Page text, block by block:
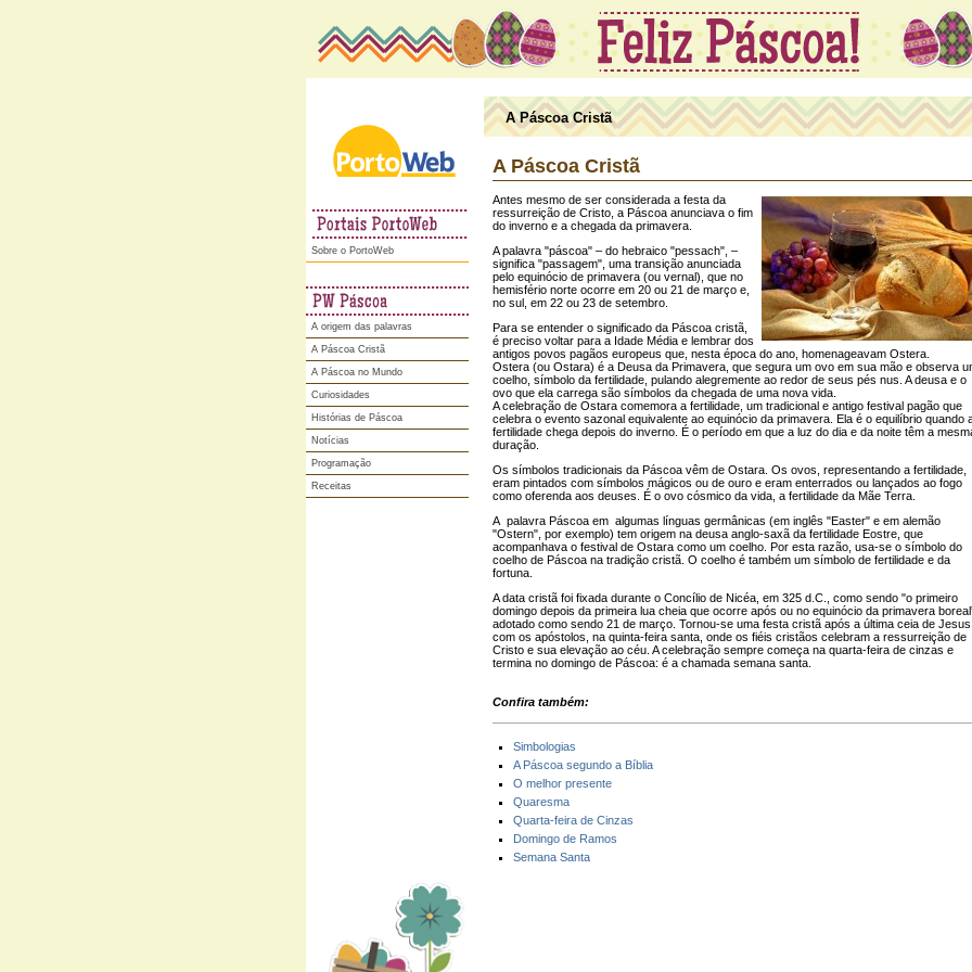
Portoweb
Sobre o PortoWeb
A origem das palavras
A Páscoa Cristã
A Páscoa no Mundo
Curiosidades
Histórias de Páscoa
Notícias
Programação
Receitas
A Páscoa Cristã
A Páscoa Cristã
Antes mesmo de ser considerada a festa da
ressurreição de Cristo, a Páscoa anunciava o fim
do inverno e a chegada da primavera.
A palavra "páscoa" – do hebraico "pessach", –
significa "passagem", uma transição anunciada
pelo equinócio de primavera (ou vernal), que no
hemisfério norte ocorre em 20 ou 21 de março e,
no sul, em 22 ou 23 de setembro.
Para se entender o significado da Páscoa cristã,
é preciso voltar para a Idade Média e lembrar dos
antigos povos pagãos europeus que, nesta época do ano, homenageavam Ostera.
Ostera (ou Ostara) é a Deusa da Primavera, que segura um ovo em sua mão e observa
coelho, símbolo da fertilidade, pulando alegremente ao redor de seus pés nus. A deusa e o
ovo que ela carrega são símbolos da chegada de uma nova vida.
A celebração de Ostara comemora a fertilidade, um tradicional e antigo festival pagão que
celebra o evento sazonal equivalente ao equinócio da primavera. Ela é o equilíbrio quando
fertilidade chega depois do inverno. É o período em que a luz do dia e da noite têm a
duração.
Os símbolos tradicionais da Páscoa vêm de Ostara. Os ovos, representando a fertilidade,
eram pintados com símbolos mágicos ou de ouro e eram enterrados ou lançados ao fogo
como oferenda aos deuses. É o ovo cósmico da vida, a fertilidade da Mãe Terra.
A palavra Páscoa em algumas línguas germânicas (em inglês "Easter" e em alemão
"Ostern", por exemplo) tem origem na deusa anglo-saxã da fertilidade Eostre, que
acompanhava o festival de Ostara como um coelho. Por esta razão, usa-se o símbolo do
coelho de Páscoa na tradição cristã. O coelho é também um símbolo de fertilidade e da
fortuna.
A data cristã foi fixada durante o Concílio de Nicéa, em 325 d.C., como sendo "o primeiro
domingo depois da primeira lua cheia que ocorre após ou no equinócio da primavera
adotado como sendo 21 de março. Tornou-se uma festa cristã após a última ceia de Jesus
com os apóstolos, na quinta-feira santa, onde os fiéis cristãos celebram a ressurreição de
Cristo e sua elevação ao céu. A celebração sempre começa na quarta-feira de cinzas e
termina no domingo de Páscoa: é a chamada semana santa.
Confira também:
Simbologias
A Páscoa segundo a Bíblia
O melhor presente
Quaresma
Quarta-feira de Cinzas
Domingo de Ramos
Semana Santa